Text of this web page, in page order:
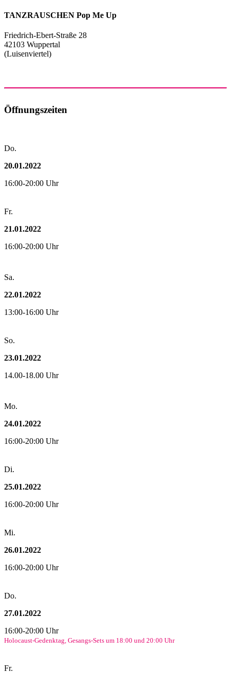
TANZRAUSCHEN Pop Me Up
Friedrich-Ebert-Straße 28
42103 Wuppertal
(Luisenviertel)
Öffnungszeiten
Do.
20.01.2022
16:00-20:00 Uhr
Fr.
21.01.2022
16:00-20:00 Uhr
Sa.
22.01.2022
13:00-16:00 Uhr
So.
23.01.2022
14.00-18.00 Uhr
Mo.
24.01.2022
16:00-20:00 Uhr
Di.
25.01.2022
16:00-20:00 Uhr
Mi.
26.01.2022
16:00-20:00 Uhr
Do.
27.01.2022
16:00-20:00 Uhr
Holocaust-Gedenktag, Gesangs-Sets um 18:00 und 20:00 Uhr
Fr.